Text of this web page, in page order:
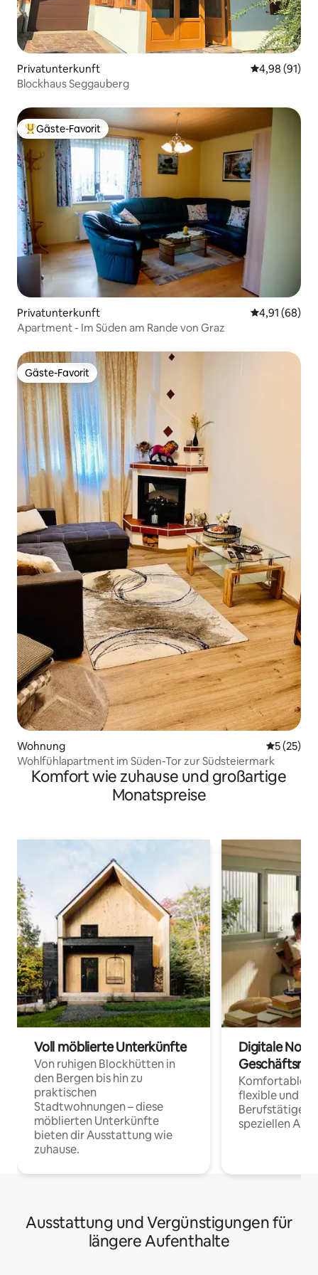
Privatunterkunft
4,98 (91)
Blockhaus Seggauberg
Beliebter Gäste-Favorit.
Gäste-Favorit
Privatunterkunft
4,91 (68)
Apartment - Im Süden am Rande von Graz
Gäste-Favorit
Gäste-Favorit
Wohnung
5 (25)
Wohlfühlapartment im Süden-Tor zur Südsteiermark
Komfort wie zuhause und großartige
Monatspreise
Voll möblierte Unterkünfte
Von ruhigen Blockhütten in
den Bergen bis hin zu
praktischen
Stadtwohnungen – diese
möblierten Unterkünfte
bieten dir Ausstattung wie
zuhause.
Digitale
Komfortable
flexible und
Berufstätige
speziellen
Ausstattung und Vergünstigungen für
längere Aufenthalte